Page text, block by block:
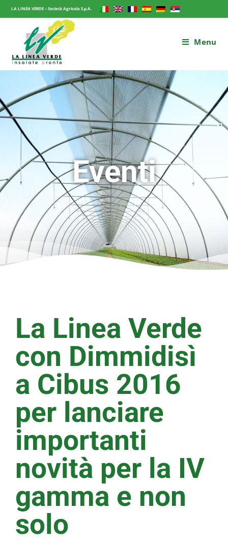
LA LINEA VERDE – Società Agricola S.p.A.
Menu
Eventi
La Linea Verde
con Dimmidisì
a Cibus 2016
per lanciare
importanti
novità per la IV
gamma e non
solo